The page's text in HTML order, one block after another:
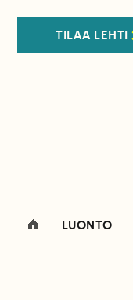
TILAA LEHTI
LUONTO